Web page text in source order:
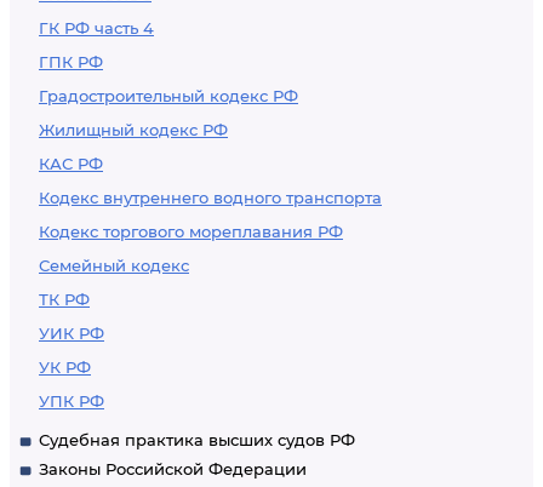
ГК РФ часть 4
ГПК РФ
Градостроительный кодекс РФ
Жилищный кодекс РФ
КАС РФ
Кодекс внутреннего водного транспорта
Кодекс торгового мореплавания РФ
Семейный кодекс
ТК РФ
УИК РФ
УК РФ
УПК РФ
Судебная практика высших судов РФ
Законы Российской Федерации